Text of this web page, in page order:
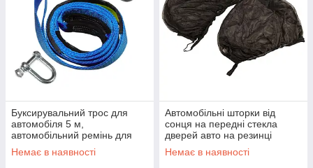
Буксирувальний трос для
автомобіля 5 м,
автомобільний ремінь для
буксирування в чохлі
Немає в наявності
Автомобільні шторки від
сонця на передні стекла
дверей авто на резинці
Немає в наявності